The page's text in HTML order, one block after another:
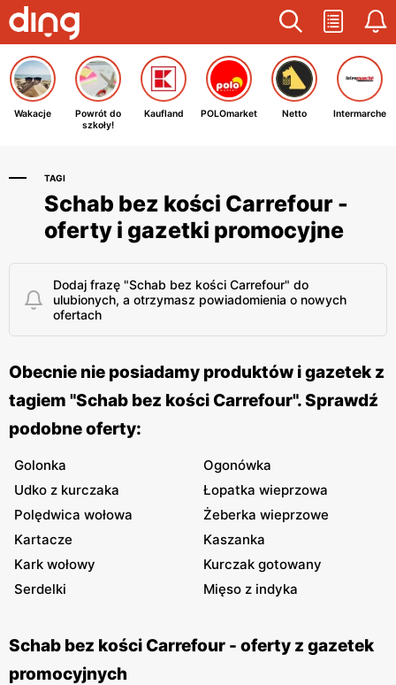
Wakacje
Powrót do
szkoły!
Kaufland POLOmarket Netto Intermarche
TAGI
Schab bez kości Carrefour -
oferty i gazetki promocyjne
Dodaj frazę "Schab bez kości Carrefour" do
ulubionych, a otrzymasz powiadomienia o nowych
ofertach
Obecnie nie posiadamy produktów i gazetek z
tagiem "Schab bez kości Carrefour". Sprawdź
podobne oferty:
Golonka
Ogonówka
Udko z kurczaka
Łopatka wieprzowa
Polędwica wołowa
Żeberka wieprzowe
Kartacze
Kaszanka
Kark wołowy
Kurczak gotowany
Serdelki
Mięso z indyka
Schab bez kości Carrefour - oferty z gazetek
promocyjnych